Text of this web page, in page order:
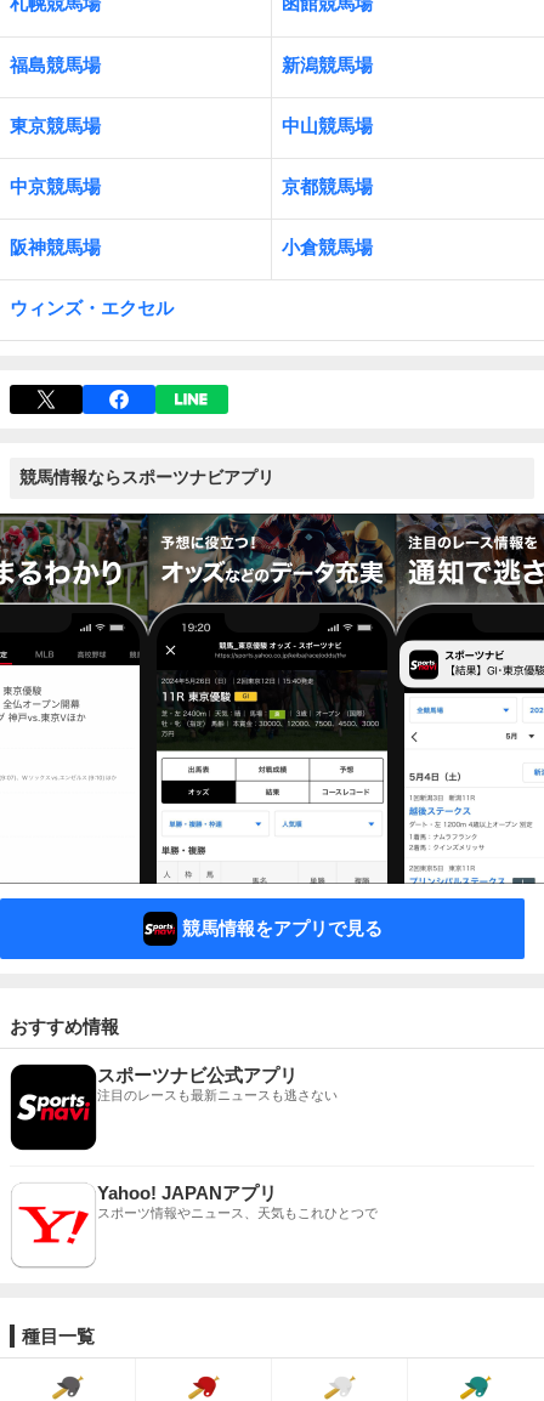
福島競馬場 新潟競馬場
東京競馬場 中山競馬場
中京競馬場 京都競馬場
阪神競馬場 小倉競馬場
ウィンズ・エクセル
競馬情報ならスポーツナビアプリ
競馬情報をアプリで見る
おすすめ情報
スポーツナビ公式アプリ
注目のレースも最新ニュースも逃さない
Yahoo! JAPANアプリ
スポーツ情報やニュース、天気もこれひとつで
種目一覧